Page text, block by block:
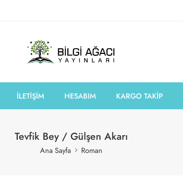
İLETİŞİM HESABIM KARGO TAKİP
Tevfik Bey / Gülşen Akarı
Ana Sayfa Roman